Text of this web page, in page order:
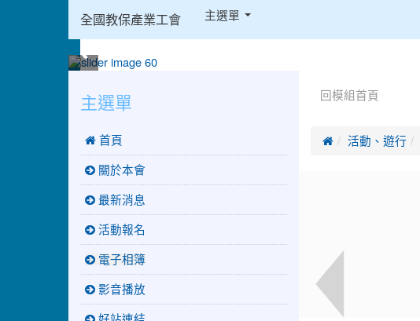
全國教保產業工會 主選單
回模組首頁
 活動、遊行
主選單
 首頁
關於本會
最新消息
活動報名
電子相簿
影音播放